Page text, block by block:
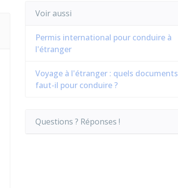
Voir aussi
Permis international pour conduire à
l'étranger
Voyage à l'étranger : quels documents
faut-il pour conduire ?
Questions ? Réponses !